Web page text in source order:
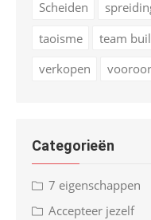
Scheiden
taoisme
team
verkopen
Categorieën
7 eigenschappen
Accepteer jezelf